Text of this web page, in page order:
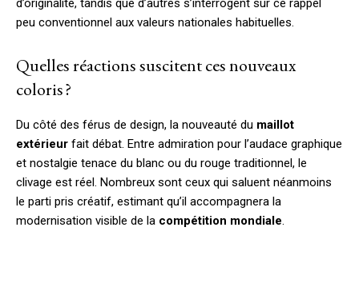
d’originalité, tandis que d’autres s’interrogent sur ce rappel
peu conventionnel aux valeurs nationales habituelles.
Quelles réactions suscitent ces nouveaux
coloris ?
Du côté des férus de design, la nouveauté du maillot
extérieur fait débat. Entre admiration pour l’audace graphique
et nostalgie tenace du blanc ou du rouge traditionnel, le
clivage est réel. Nombreux sont ceux qui saluent néanmoins
le parti pris créatif, estimant qu’il accompagnera la
modernisation visible de la compétition mondiale.